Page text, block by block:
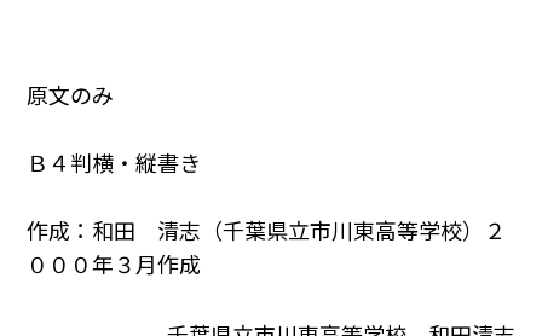
原文のみ
Ｂ４判横・縦書き
作成：和田 清志（千葉県立市川東高等学校）２
０００年３月作成